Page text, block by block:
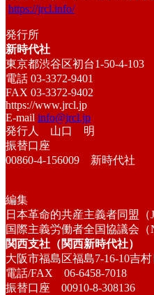
https://jrcl.info/
発行所
新時代社
東京都渋谷区初台1-50-4-103
電話 03-3372-9401
FAX 03-3372-9402
https://www.jrcl.jp
E-mail info@jrcl.jp
発行人 山口 明
振替口座
00860-4-156009 新時代社
編集
日本革命的共産主義者同盟
国際主義労働者全国協議会
関西支社（関西新時代社）
大阪市福島区福島7-16-10吉
電話/FAX 06-6458-7018
振替口座 00910-8-308136